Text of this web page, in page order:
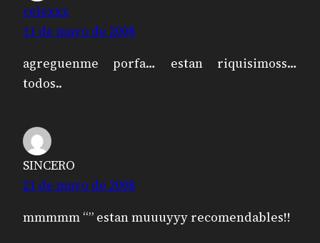
celexxx
11 de mayo de 2008
agreguenme porfa… estan riquisimoss…
todos..
SINCERO
21 de mayo de 2008
mmmmm “” estan muuuyyy recomendables!!